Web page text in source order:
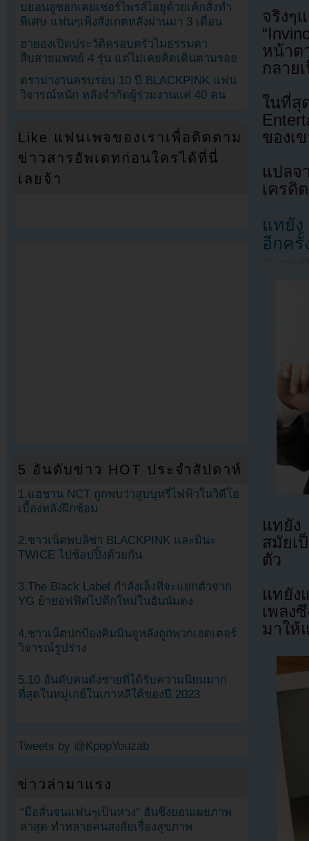
จริงๆ
หน้าต
กลาย
ในที่สุ
ของเ
แปลจ
เครดิ
แทยัง
อีกครั้
แทยัง
สมัยเ
ตัว
แทยัง
เพลง
มาให้
บยอนอูซอกเคยเซอร์ไพรส์ไอยูด้วยเค้กสั่งทำ
พิเศษ แฟนๆเพิ่งสังเกตหลังผ่านมา 3 เดือน
ฮายองเปิดประวัติครอบครัวไม่ธรรมดา
สืบสายแพทย์ 4 รุ่น แต่ไม่เคยคิดเดินตามรอย
ดราม่างานครบรอบ 10 ปี BLACKPINK แฟน
วิจารณ์หนัก หลังจำกัดผู้ร่วมงานแค่ 40 คน
Like แฟนเพจของเราเพื่อติดตาม
ข่าวสารอัพเดทก่อนใครได้ที่นี่
เลยจ้า
5 อันดับข่าว HOT ประจำสัปดาห์
1.แฮชาน NCT ถูกพบว่าสูบบุหรี่ไฟฟ้าในวิดีโอ
เบื้องหลังฝึกซ้อม
2.ชาวเน็ตพบลิซ่า BLACKPINK และมินะ
TWICE ไปช้อปปิ้งด้วยกัน
3.The Black Label กำลังเล็งที่จะแยกตัวจาก
YG ย้ายอฟฟิศไปตึกใหม่ในฮันนัมดง
4.ชาวเน็ตปกป้องคิมมินจูหลังถูกพวกเฮดเตอร์
วิจารณ์รูปร่าง
5.10 อันดับคนดังชายที่ได้รับความนิยมมาก
ที่สุดในหมู่เกย์ในเกาหลีใต้ของปี 2023
Tweets by @KpopYouzab
ข่าวล่ามาแรง
“มือสั่นจนแฟนๆเป็นห่วง” ฮันซึงยอนเผยภาพ
ล่าสุด ทำหลายคนสงสัยเรื่องสุขภาพ